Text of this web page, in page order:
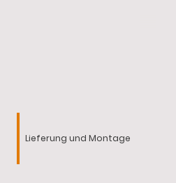
Lieferung und Montage